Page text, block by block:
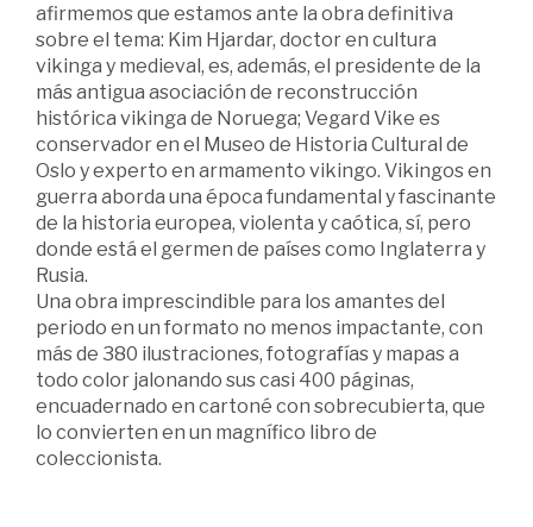
afirmemos que estamos ante la obra definitiva
sobre el tema: Kim Hjardar, doctor en cultura
vikinga y medieval, es, además, el presidente de la
más antigua asociación de reconstrucción
histórica vikinga de Noruega; Vegard Vike es
conservador en el Museo de Historia Cultural de
Oslo y experto en armamento vikingo. Vikingos en
guerra aborda una época fundamental y fascinante
de la historia europea, violenta y caótica, sí, pero
donde está el germen de países como Inglaterra y
Rusia.
Una obra imprescindible para los amantes del
periodo en un formato no menos impactante, con
más de 380 ilustraciones, fotografías y mapas a
todo color jalonando sus casi 400 páginas,
encuadernado en cartoné con sobrecubierta, que
lo convierten en un magnífico libro de
coleccionista.